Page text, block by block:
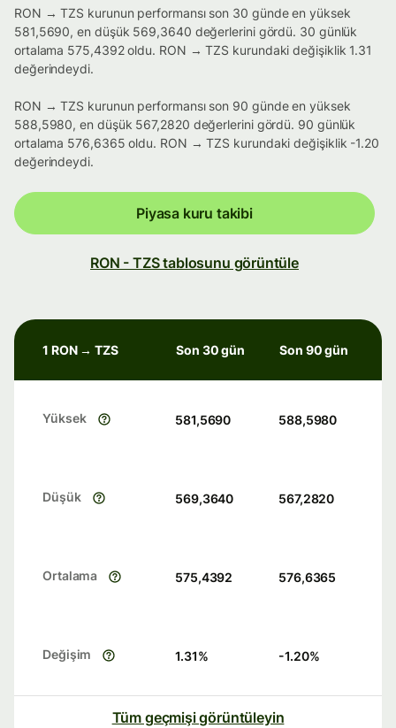
RON → TZS kurunun performansı son 30 günde en yüksek
581,5690, en düşük 569,3640 değerlerini gördü. 30 günlük
ortalama 575,4392 oldu. RON → TZS kurundaki değişiklik 1.31
değerindeydi.
RON → TZS kurunun performansı son 90 günde en yüksek
588,5980, en düşük 567,2820 değerlerini gördü. 90 günlük
ortalama 576,6365 oldu. RON → TZS kurundaki değişiklik -1.20
değerindeydi.
Piyasa kuru takibi
RON - TZS tablosunu görüntüle
1 RON → TZS Son 30 gün Son 90 gün
Yüksek 581,5690 588,5980
Düşük 569,3640 567,2820
Ortalama 575,4392 576,6365
Değişim 1.31% -1.20%
Tüm geçmişi görüntüleyin